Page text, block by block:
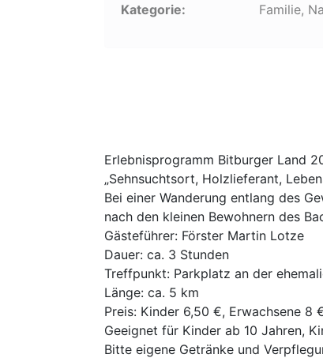
Kategorie:
Familie,
Erlebnisprogramm Bitburger Land
„Sehnsuchtsort, Holzlieferant,
Bei einer Wanderung entlang des
nach den kleinen Bewohnern des
Gästeführer: Förster Martin Lotze
Dauer: ca. 3 Stunden
Treffpunkt: Parkplatz an der
Länge: ca. 5 km
Preis: Kinder 6,50 €, Erwachsene 8
Geeignet für Kinder ab 10 Jahren,
Bitte eigene Getränke und